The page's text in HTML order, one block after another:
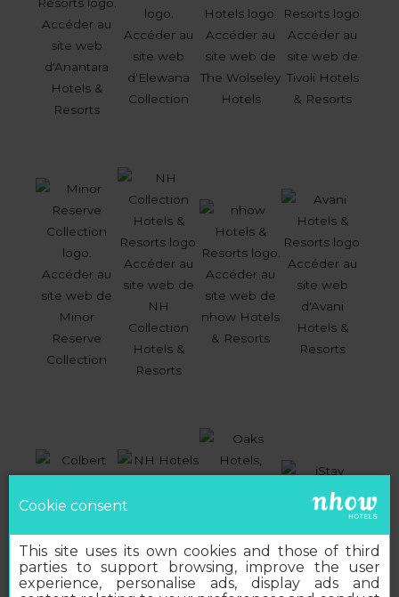
Cookie consent
This site uses its own cookies and those of third
parties to support browsing, improve the user
experience, personalise ads, display ads and